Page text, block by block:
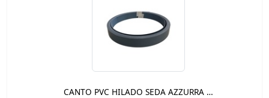
CANTO PVC HILADO SEDA AZZURRA …